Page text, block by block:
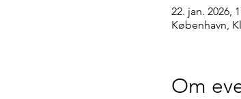
22. jan. 2026,
København,
Om